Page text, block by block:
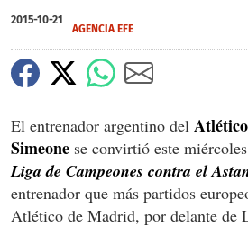
2015-10-21
AGENCIA EFE
El entrenador argentino del
Simeone se convirtió este
Liga de Campeones contra el
entrenador que más partidos
Atlético de Madrid, por delante de